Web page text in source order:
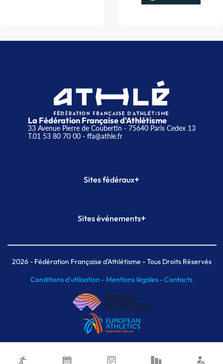
La Fédération Française d'Athlétisme
33 Avenue Pierre de Coubertin - 75640 Paris Cedex 13
T.01 53 80 70 00- ffa@athle.fr
Sites fédéraux+
Plateforme Formation
Sites événements+
Meeting de Paris indoor
MAIF Ekiden de Paris
2026- Fédération Française d'Athlétisme - Tous Droits Réservés
Conditions d'utilisation - Mentions légales -Contacts